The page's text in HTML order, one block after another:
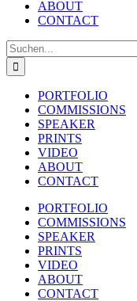
ABOUT
CONTACT
Suche
nach:
PORTFOLIO
COMMISSIONS
SPEAKER
PRINTS
VIDEO
ABOUT
CONTACT
PORTFOLIO
COMMISSIONS
SPEAKER
PRINTS
VIDEO
ABOUT
CONTACT